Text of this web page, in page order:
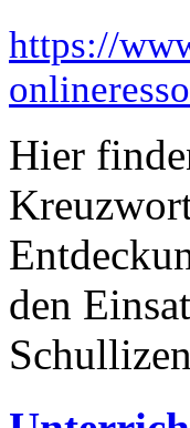
https://
Hier
den